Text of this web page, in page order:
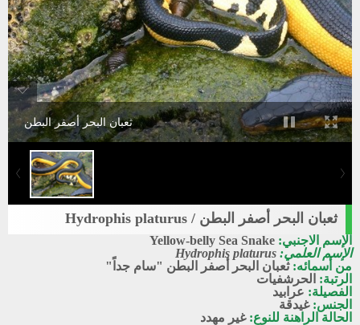
ثعبان البحر أصفر البطن
ثعبان البحر أصفر البطن / Hydrophis platurus
الإسم الاجنبي: Yellow-belly Sea Snake
الإسم العلمي: Hydrophis platurus
من أسمائه:ثعبان البحر أصفر البطن "سام جداً"
الرتبة: الحرشفيات
الفصيلة: عرابيد
الجنس:غيدقة
الحالة الراهنة للنوع:غير مهدد